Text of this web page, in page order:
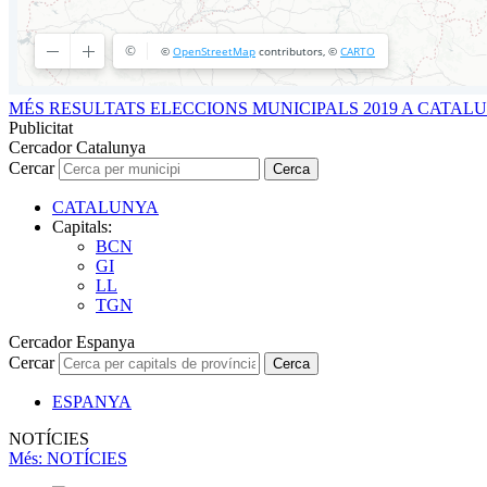
MÉS RESULTATS ELECCIONS MUNICIPALS 2019 A
Publicitat
Cercador Catalunya
Cercar
Cerca
CATALUNYA
Capitals:
BCN
GI
LL
TGN
Cercador Espanya
Cercar
Cerca
ESPANYA
NOTÍCIES
Més: NOTÍCIES